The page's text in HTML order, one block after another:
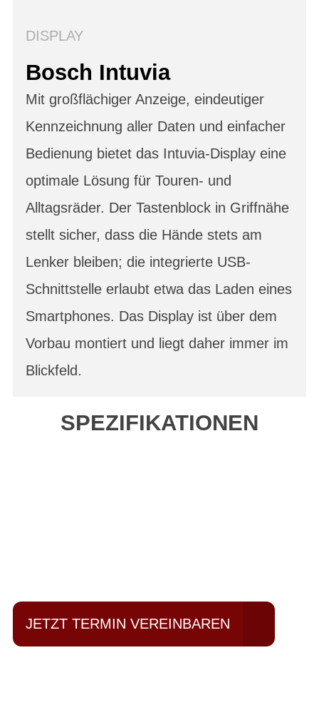
DISPLAY
Bosch Intuvia
Mit großflächiger Anzeige, eindeutiger
Kennzeichnung aller Daten und einfacher
Bedienung bietet das Intuvia-Display eine
optimale Lösung für Touren- und
Alltagsräder. Der Tastenblock in Griffnähe
stellt sicher, dass die Hände stets am
Lenker bleiben; die integrierte USB-
Schnittstelle erlaubt etwa das Laden eines
Smartphones. Das Display ist über dem
Vorbau montiert und liegt daher immer im
Blickfeld.
SPEZIFIKATIONEN
JETZT TERMIN VEREINBAREN